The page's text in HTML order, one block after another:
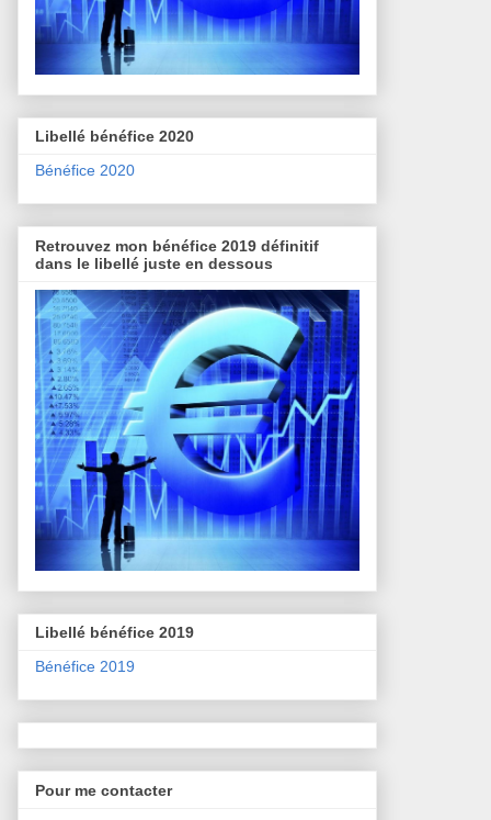
Libellé bénéfice 2020
Bénéfice 2020
Retrouvez mon bénéfice 2019 définitif
dans le libellé juste en dessous
Libellé bénéfice 2019
Bénéfice 2019
Pour me contacter